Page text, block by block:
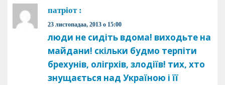
патріот :
23 листопадаа, 2013 о 15:00
люди не сидіть вдома! виходьте на
майдани! скільки будмо терпіти
брехунів, олігрхів, злодіїв! тих, хто
знущається над Україною і її